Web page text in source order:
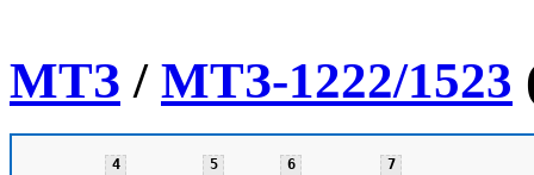
МТЗ / МТЗ-1222/1523
4 5 6 7